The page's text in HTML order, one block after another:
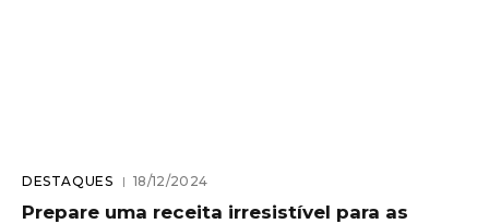
DESTAQUES 18/12/2024
Prepare uma receita irresistível para as